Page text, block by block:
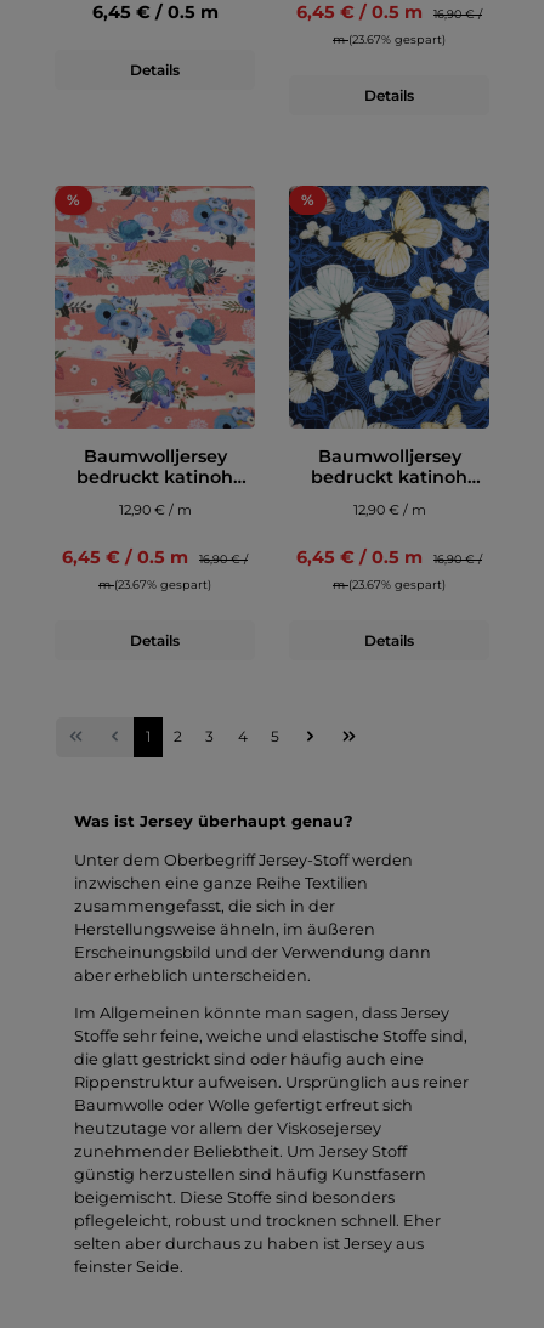
6,45 € / 0.5 m
Details
6,45 € / 0.5 m
16,90 € /
m(23.67% gespart)
Details
%
Baumwolljersey
bedruckt katinoh
BeYOUtiful, rot
12,90 € / m
6,45 € / 0.5 m
16,90 € /
m(23.67% gespart)
Details
%
Baumwolljersey
bedruckt katinoh
Schmetterlinge
12,90 € / m
6,45 € / 0.5 m
16,90 € /
m(23.67% gespart)
Details
1 2 3 4 5
Was ist Jersey überhaupt genau?
Unter dem Oberbegriff Jersey-Stoff werden
inzwischen eine ganze Reihe Textilien
zusammengefasst, die sich in der
Herstellungsweise ähneln, im äußeren
Erscheinungsbild und der Verwendung dann
aber erheblich unterscheiden.
Im Allgemeinen könnte man sagen, dass Jersey
Stoffe sehr feine, weiche und elastische Stoffe sind,
die glatt gestrickt sind oder häufig auch eine
Rippenstruktur aufweisen. Ursprünglich aus reiner
Baumwolle oder Wolle gefertigt erfreut sich
heutzutage vor allem der Viskosejersey
zunehmender Beliebtheit. Um Jersey Stoff
günstig herzustellen sind häufig Kunstfasern
beigemischt. Diese Stoffe sind besonders
pflegeleicht, robust und trocknen schnell. Eher
selten aber durchaus zu haben ist Jersey aus
feinster Seide.